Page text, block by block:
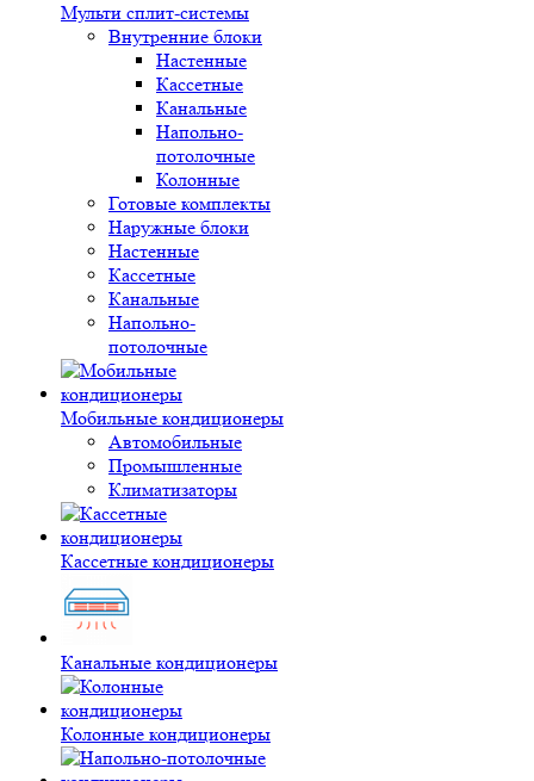
Мульти сплит-системы
Внутренние блоки
Настенные
Кассетные
Канальные
Напольно-
потолочные
Колонные
Готовые комплекты
Наружные блоки
Настенные
Кассетные
Канальные
Напольно-
потолочные
Мобильные кондиционеры
Автомобильные
Промышленные
Климатизаторы
Кассетные кондиционеры
Канальные кондиционеры
Колонные кондиционеры